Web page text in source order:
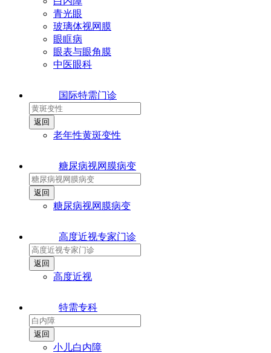
青光眼
玻璃体视网膜
眼眶病
眼表与眼角膜
中医眼科
国际特需门诊
老年性黄斑变性
糖尿病视网膜病变
糖尿病视网膜病变
高度近视专家门诊
高度近视
特需专科
小儿白内障